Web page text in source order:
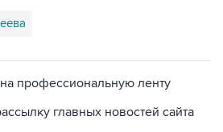
профессиональную ленту
главных новостей сайта